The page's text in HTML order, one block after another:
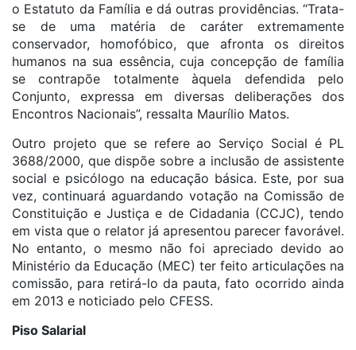
o Estatuto da Família e dá outras providências. “Trata-
se de uma matéria de caráter extremamente
conservador, homofóbico, que afronta os direitos
humanos na sua essência, cuja concepção de família
se contrapõe totalmente àquela defendida pelo
Conjunto, expressa em diversas deliberações dos
Encontros Nacionais”, ressalta Maurílio Matos.
Outro projeto que se refere ao Serviço Social é PL
3688/2000, que dispõe sobre a inclusão de assistente
social e psicólogo na educação básica. Este, por sua
vez, continuará aguardando votação na Comissão de
Constituição e Justiça e de Cidadania (CCJC), tendo
em vista que o relator já apresentou parecer favorável.
No entanto, o mesmo não foi apreciado devido ao
Ministério da Educação (MEC) ter feito articulações na
comissão, para retirá-lo da pauta, fato ocorrido ainda
em 2013 e noticiado pelo CFESS.
Piso Salarial